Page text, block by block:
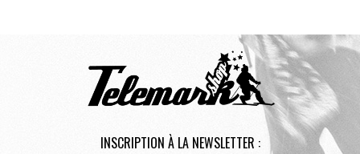
INSCRIPTION À LA NEWSLETTER :